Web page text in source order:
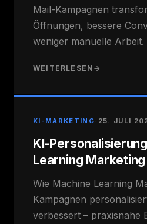
Mail-Kampagnen
Öffnungen, bessere
weniger manuelle Arbeit.
WEITERLESEN →
KI-MARKETING· 25. JULI
KI-
Learning
Wie Machine Learning
Kampagnen
verbessert – praxisnahe